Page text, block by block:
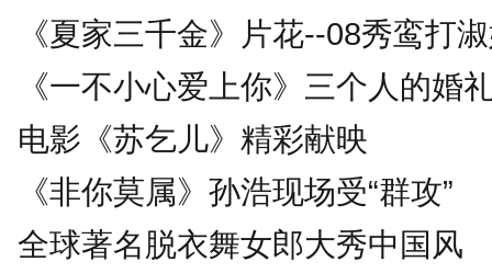
《夏家三千金》片花--08秀鸾打
《一不小心爱上你》三个人的婚
电影《苏乞儿》精彩献映
《非你莫属》孙浩现场受“群攻”
全球著名脱衣舞女郎大秀中国风